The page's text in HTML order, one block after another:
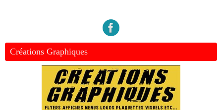
Créations Graphiques